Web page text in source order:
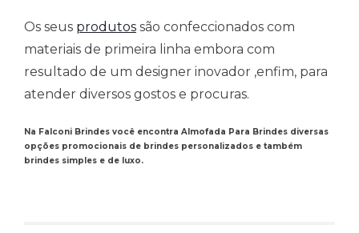
Os seus produtos são confeccionados com
materiais de primeira linha embora com
resultado de um designer inovador ,enfim, para
atender diversos gostos e procuras.
Na Falconi Brindes você encontra Almofada Para Brindes diversas
opções promocionais de brindes personalizados e também
brindes simples e de luxo.